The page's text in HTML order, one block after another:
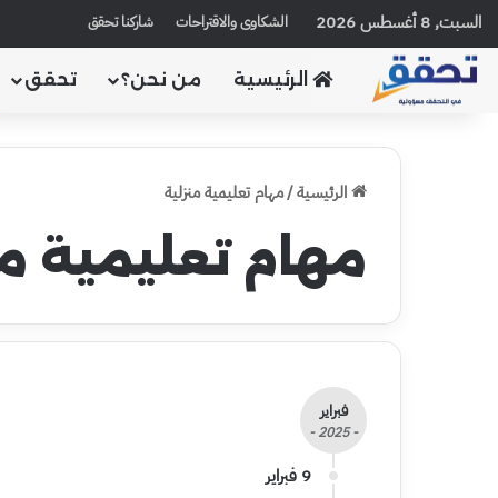
السبت, 8 أغسطس 2026 الشكاوى والاقتراحات شاركنا تحقق
الرئيسية من نحن؟ تحقق
الرئيسية/مهام تعليمية منزلية
مهام تعليمية
فبراير
- 2025 -
9 فبراير